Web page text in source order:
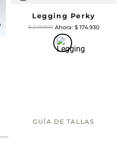
Legging Perky
$ 249.900 $ 174.930
GUÍA DE TALLAS